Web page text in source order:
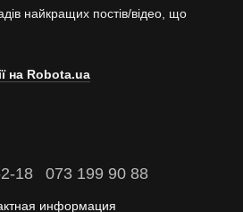
найкращих постів/відео, що
на Robota.ua
18 073 199 90 88
информация